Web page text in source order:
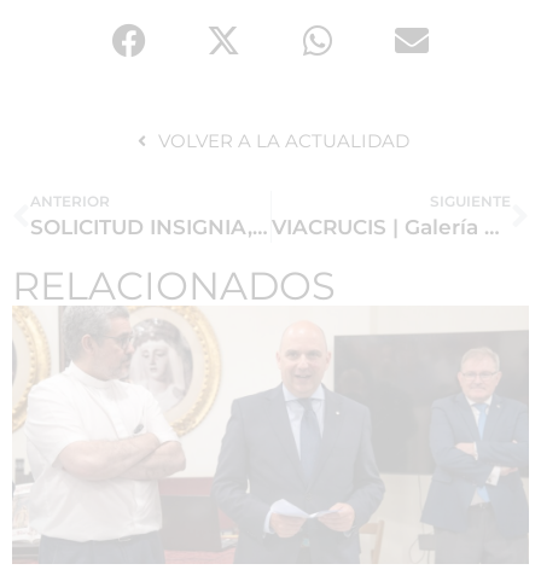
VOLVER A LA ACTUALIDAD
ANTERIOR
SOLICITUD INSIGNIA, CRUZ Y PALERMO |
SIGUIENTE
VIACRUCIS | Galería de imágenes
RELACIONADOS